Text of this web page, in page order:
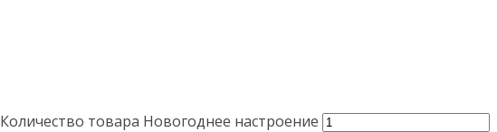
Количество товара Новогоднее настроение